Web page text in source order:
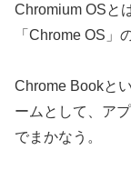
Chromium OSと
「Chrome OS」
Chrome Bookと
ームとして、ア
でまかなう。